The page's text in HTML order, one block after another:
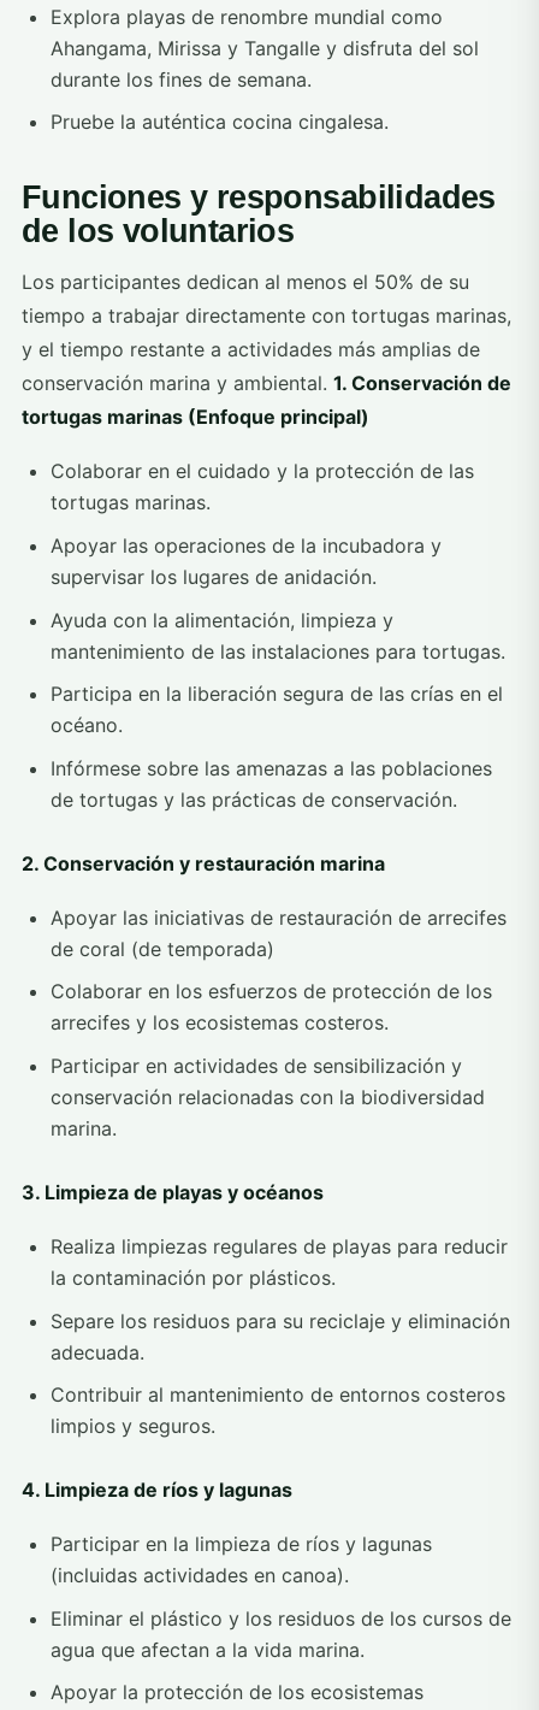
Explora playas de renombre mundial como
Ahangama, Mirissa y Tangalle y disfruta del sol
durante los fines de semana.
Pruebe la auténtica cocina cingalesa.
Funciones y responsabilidades
de los voluntarios
Los participantes dedican al menos el 50% de su
tiempo a trabajar directamente con tortugas marinas,
y el tiempo restante a actividades más amplias de
conservación marina y ambiental. 1. Conservación de
tortugas marinas (Enfoque principal)
Colaborar en el cuidado y la protección de las
tortugas marinas.
Apoyar las operaciones de la incubadora y
supervisar los lugares de anidación.
Ayuda con la alimentación, limpieza y
mantenimiento de las instalaciones para tortugas.
Participa en la liberación segura de las crías en el
océano.
Infórmese sobre las amenazas a las poblaciones
de tortugas y las prácticas de conservación.
2. Conservación y restauración marina
Apoyar las iniciativas de restauración de arrecifes
de coral (de temporada)
Colaborar en los esfuerzos de protección de los
arrecifes y los ecosistemas costeros.
Participar en actividades de sensibilización y
conservación relacionadas con la biodiversidad
marina.
3. Limpieza de playas y océanos
Realiza limpiezas regulares de playas para reducir
la contaminación por plásticos.
Separe los residuos para su reciclaje y eliminación
adecuada.
Contribuir al mantenimiento de entornos costeros
limpios y seguros.
4. Limpieza de ríos y lagunas
Participar en la limpieza de ríos y lagunas
(incluidas actividades en canoa).
Eliminar el plástico y los residuos de los cursos de
agua que afectan a la vida marina.
Apoyar la protección de los ecosistemas